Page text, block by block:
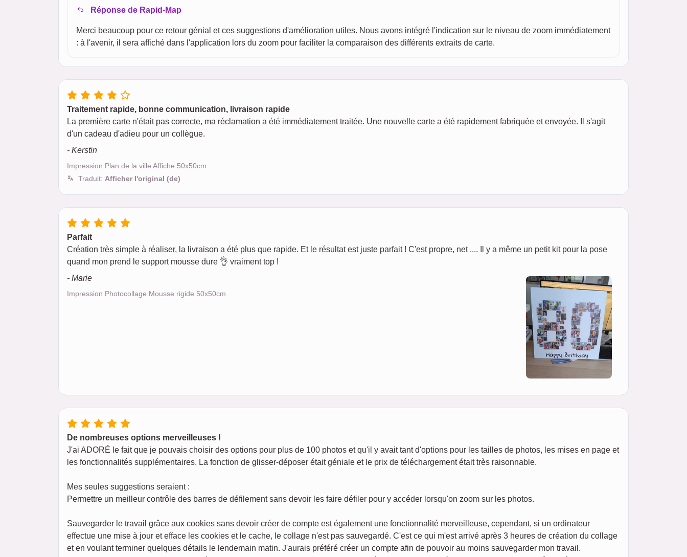
Réponse de Rapid-Map
Merci beaucoup pour ce retour génial et ces suggestions d'amélioration utiles. Nous avons intégré l'indication sur le niveau de zoom immédiatement
: à l'avenir, il sera affiché dans l'application lors du zoom pour faciliter la comparaison des différents extraits de carte.
Traitement rapide, bonne communication, livraison rapide
La première carte n'était pas correcte, ma réclamation a été immédiatement traitée. Une nouvelle carte a été rapidement fabriquée et envoyée. Il s'agit
d'un cadeau d'adieu pour un collègue.
- Kerstin
Impression Plan de la ville Affiche 50x50cm
Traduit: Afficher l'original (de)
Parfait
Création très simple à réaliser, la livraison a été plus que rapide. Et le résultat est juste parfait ! C'est propre, net .... Il y a même un petit kit pour la pose
quand mon prend le support mousse dure 👌 vraiment top !
- Marie
Impression Photocollage Mousse rigide 50x50cm
De nombreuses options merveilleuses !
J'ai ADORÉ le fait que je pouvais choisir des options pour plus de 100 photos et qu'il y avait tant d'options pour les tailles de photos, les mises en page et
les fonctionnalités supplémentaires. La fonction de glisser-déposer était géniale et le prix de téléchargement était très raisonnable.
Mes seules suggestions seraient :
Permettre un meilleur contrôle des barres de défilement sans devoir les faire défiler pour y accéder lorsqu'on zoom sur les photos.
Sauvegarder le travail grâce aux cookies sans devoir créer de compte est également une fonctionnalité merveilleuse, cependant, si un ordinateur
effectue une mise à jour et efface les cookies et le cache, le collage n'est pas sauvegardé. C'est ce qui m'est arrivé après 3 heures de création du collage
et en voulant terminer quelques détails le lendemain matin. J'aurais préféré créer un compte afin de pouvoir au moins sauvegarder mon travail.